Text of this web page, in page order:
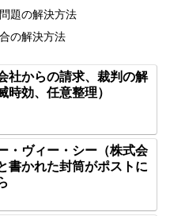
題の解決方法
の解決方法
社からの請求、裁判の解
時効、任意整理）
・ヴィー・シー（株式会
書かれた封筒がポストに